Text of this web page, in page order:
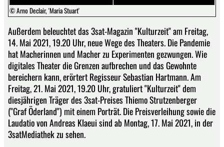
© Arno Declair, 'Maria Stuart'
Außerdem beleuchtet das 3sat-Magazin "Kulturzeit" am Freitag,
14. Mai 2021, 19.20 Uhr, neue Wege des Theaters. Die Pandemie
hat Macherinnen und Macher zu Experimenten gezwungen. Wie
digitales Theater die Grenzen aufbrechen und das Gewohnte
bereichern kann, erörtert Regisseur Sebastian Hartmann. Am
Freitag, 21. Mai 2021, 19.20 Uhr, gratuliert "Kulturzeit" dem
diesjährigen Träger des 3sat-Preises Thiemo Strutzenberger
("Graf Öderland") mit einem Porträt. Die Preisverleihung sowie die
Laudatio von Andreas Klaeui sind ab Montag, 17. Mai 2021, in der
3satMediathek zu sehen.